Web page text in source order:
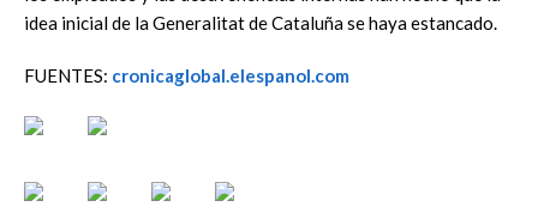
idea inicial de la Generalitat de Cataluña se haya estancado.
FUENTES: cronicaglobal.elespanol.com